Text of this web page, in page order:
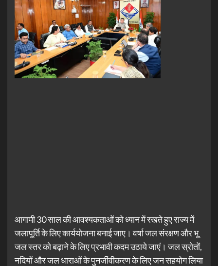
आगामी 30 साल की आवश्यकताओं को ध्यान में रखते हुए राज्य में
जलापूर्ति के लिए कार्ययोजना बनाई जाए। वर्षा जल संरक्षण और भू
जल स्तर को बढ़ाने के लिए प्रभावी कदम उठाये जाएं। जल स्रोतों,
नदियों और जल धाराओं के पुनर्जीवीकरण के लिए जन सहयोग लिया